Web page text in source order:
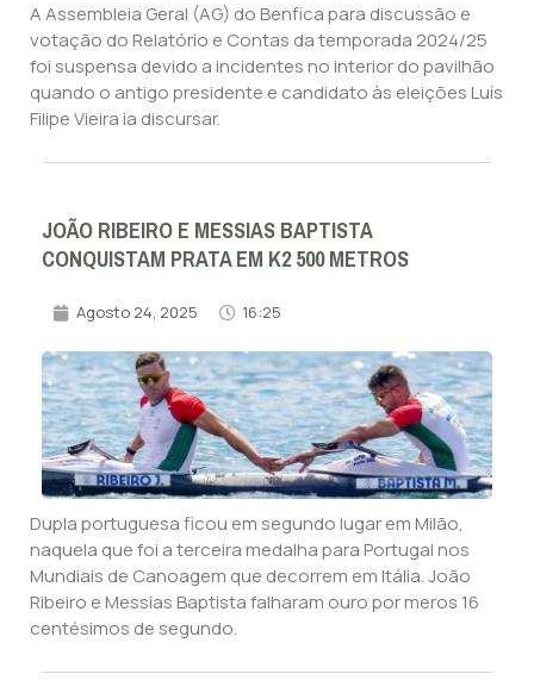
A Assembleia Geral (AG) do Benfica para discussão e
votação do Relatório e Contas da temporada 2024/25
foi suspensa devido a incidentes no interior do pavilhão
quando o antigo presidente e candidato às eleições Luís
Filipe Vieira ia discursar.
JOÃO RIBEIRO E MESSIAS BAPTISTA
CONQUISTAM PRATA EM K2 500 METROS
Agosto 24, 2025 16:25
Dupla portuguesa ficou em segundo lugar em Milão,
naquela que foi a terceira medalha para Portugal nos
Mundiais de Canoagem que decorrem em Itália. João
Ribeiro e Messias Baptista falharam ouro por meros 16
centésimos de segundo.